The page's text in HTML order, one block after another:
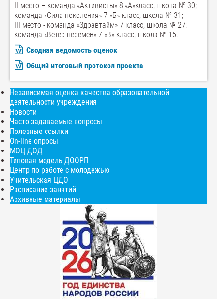
II место – команда «Активисты» 8 «А»класс, школа № 30;
команда «Сила поколения» 7 «Б» класс, школа № 31;
III место - команда «Здравтайм» 7 класс, школа № 27;
команда «Ветер перемен» 7 «В» класс, школа № 15.
Сводная ведомость оценок
Общий итоговый протокол проекта
Независимая оценка качества образовательной
деятельности учреждения
Новости
Часто задаваемые вопросы
Полезные ссылки
On-line опросы
МОЦ ДОД
Типовая модель ДООРП
Центр по работе с молодежью
Учительская ЦДО
Расписание занятий
Архивные материалы